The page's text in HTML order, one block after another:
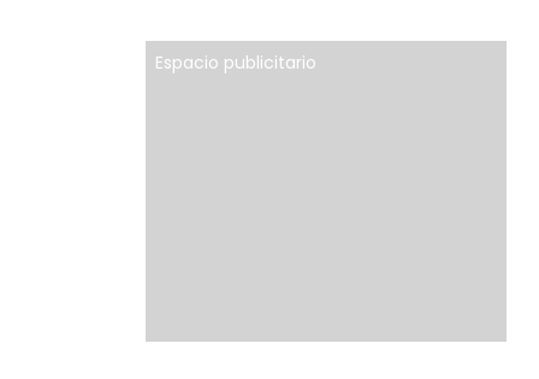
Espacio publicitario